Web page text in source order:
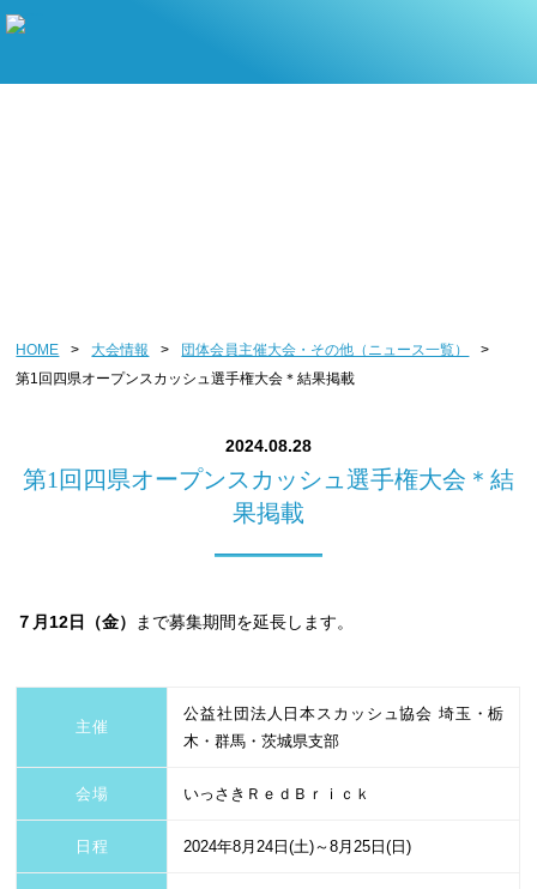
HOME > 大会情報 > 団体会員主催大会・その他（ニュース一覧）
>
第1回四県オープンスカッシュ選手権大会＊結果掲載
2024.08.28
第1回四県オープンスカッシュ選手権大会＊結
果掲載
７月12日（金） まで募集期間を延長します。
主催
公益社団法人日本スカッシュ協会 埼玉・栃
木・群馬・茨城県支部
会場 いっさきＲｅｄＢｒｉｃｋ
日程 2024年8月24日(土)～8月25日(日)